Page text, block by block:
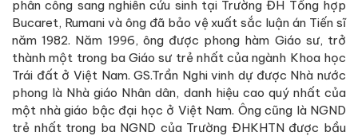
phân công sang nghiên cứu sinh tại Trường ĐH Tổng hợp
Bucaret, Rumani và ông đã bảo vệ xuất sắc luận án Tiến sĩ
năm 1982. Năm 1996, ông được phong hàm Giáo sư, trở
thành một trong ba Giáo sư trẻ nhất của ngành Khoa học
Trái đất ở Việt Nam. GS.Trần Nghi vinh dự được Nhà nước
phong là Nhà giáo Nhân dân, danh hiệu cao quý nhất của
một nhà giáo bậc đại học ở Việt Nam. Ông cũng là NGND
trẻ nhất trong ba NGND của Trường ĐHKHTN được bầu